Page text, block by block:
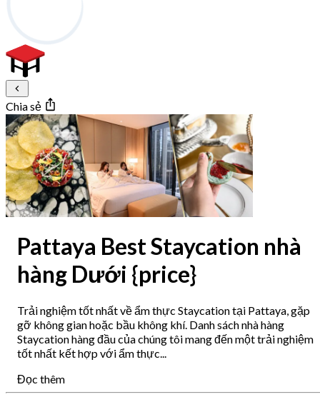
Chia sẻ
Pattaya Best Staycation nhà
hàng Dưới {price}
Trải nghiệm tốt nhất về ẩm thực Staycation tại Pattaya, gặp
gỡ không gian hoặc bầu không khí. Danh sách nhà hàng
Staycation hàng đầu của chúng tôi mang đến một trải nghiệm
tốt nhất kết hợp với ẩm thực...
Đọc thêm